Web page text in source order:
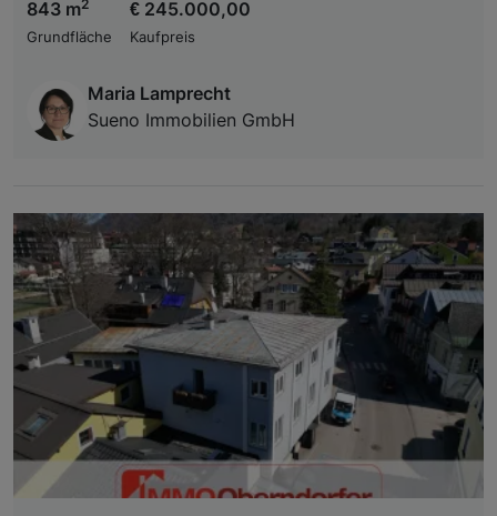
843 m2
Grundfläche
€ 245.000,00
Kaufpreis
Maria Lamprecht
Sueno Immobilien GmbH